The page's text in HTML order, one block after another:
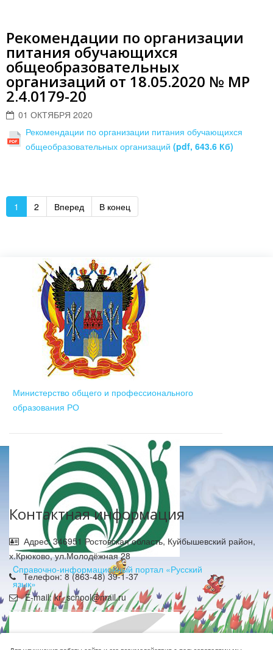
Рекомендации по организации
питания обучающихся
общеобразовательных
организаций от 18.05.2020 № МР
2.4.0179-20
01 ОКТЯБРЯ 2020
Рекомендации по организации питания обучающихся
общеобразовательных организаций (pdf, 643.6 Кб)
1 2 Вперед В конец
Министерство общего и профессионального
образования РО
Cправочно-информационный портал «Русский
язык»
Контактная информация
Адрес: 346951 Ростовская область, Куйбышевский район,
х.Крюково, ул.Молодёжная 28
Телефон: 8 (863-48) 39-1-37
E-mail: kr_school@mail.ru